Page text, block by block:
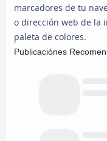
marcadores de tu
o dirección web de la
paleta de colores.
Publicaciónes